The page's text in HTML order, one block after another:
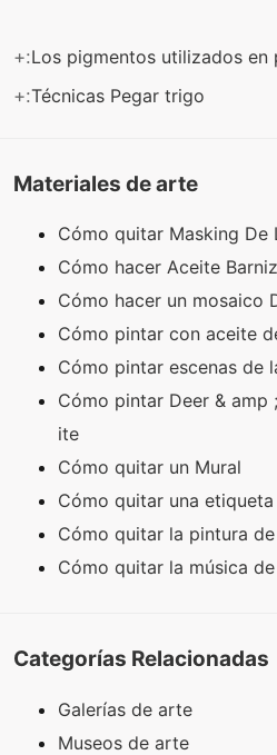
+:Los pigmentos utilizados en
+:Técnicas Pegar trigo
Materiales de arte
Cómo quitar Masking De
Cómo hacer Aceite Barniz
Cómo hacer un mosaico
Cómo pintar con aceite
Cómo pintar escenas de
Cómo pintar Deer & amp
ite
Cómo quitar un Mural
Cómo quitar una
Cómo quitar la pintura
Cómo quitar la música
Categorías Relacionadas
Galerías de arte
Museos de arte